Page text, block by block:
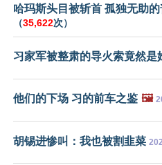
哈玛斯头目被斩首 孤独无助的
（35,622次）
习家军被整肃的导火索竟然是
他们的下场 习的前车之鉴 🖼️
胡锡进惨叫：我也被割韭菜